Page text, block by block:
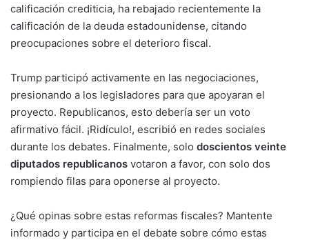
calificación crediticia, ha rebajado recientemente la
calificación de la deuda estadounidense, citando
preocupaciones sobre el deterioro fiscal.
Trump participó activamente en las negociaciones,
presionando a los legisladores para que apoyaran el
proyecto. Republicanos, esto debería ser un voto
afirmativo fácil. ¡Ridículo!, escribió en redes sociales
durante los debates. Finalmente, solo doscientos veinte
diputados republicanos votaron a favor, con solo dos
rompiendo filas para oponerse al proyecto.
¿Qué opinas sobre estas reformas fiscales? Mantente
informado y participa en el debate sobre cómo estas